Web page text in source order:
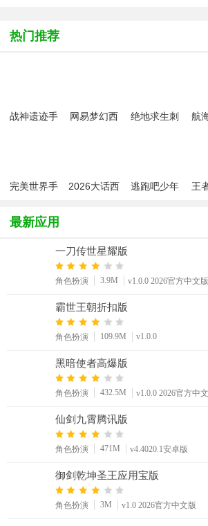
热门推荐
战神遗迹手
网易梦幻西
绝地求生刺
航
完美世界手
2026大话西
逃跑吧少年
王
最新应用
一刀传世星耀版
角色扮演 3.9M v1.0.0 2026官方中文版
霸世王朝折扣版
角色扮演 109.9M v1.0.0
黑暗使者高爆版
角色扮演 432.5M v1.0.0 2026官方中
仙剑九霄腾讯版
角色扮演 471M v4.4020.1安卓版
御剑乾坤圣王应用宝版
角色扮演 3M v1.0 2026官方中文版